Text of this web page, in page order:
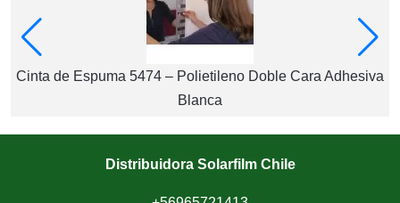
Cinta de Espuma 5474 – Polietileno Doble Cara Adhesiva
Blanca
Distribuidora Solarfilm Chile